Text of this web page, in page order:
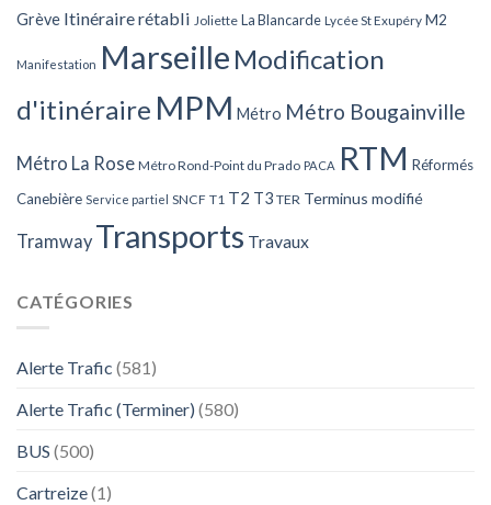
Grève Itinéraire rétabli Joliette La Blancarde Lycée St Exupéry M2
Manifestation Marseille Modification
d'itinéraire MPM Métro Métro Bougainville
Métro La Rose Métro Rond-Point du Prado PACA RTM Réformés
Canebière Service partiel SNCF T1 T2 T3 TER Terminus modifié
Tramway Transports Travaux
CATÉGORIES
Alerte Trafic (581)
Alerte Trafic (Terminer) (580)
BUS (500)
Cartreize(1)